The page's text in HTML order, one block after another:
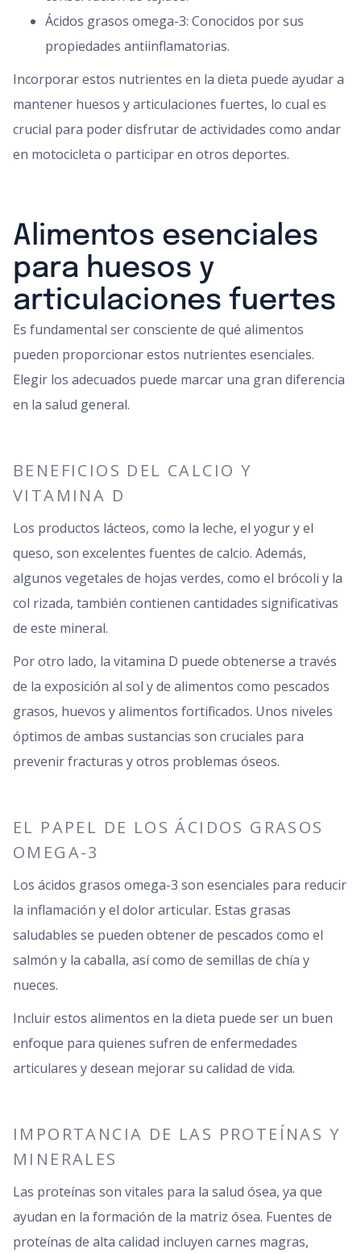
Ácidos grasos omega-3: Conocidos por sus
propiedades antiinflamatorias.
Incorporar estos nutrientes en la dieta puede ayudar a
mantener huesos y articulaciones fuertes, lo cual es
crucial para poder disfrutar de actividades como andar
en motocicleta o participar en otros deportes.
Alimentos esenciales
para huesos y
articulaciones fuertes
Es fundamental ser consciente de qué alimentos
pueden proporcionar estos nutrientes esenciales.
Elegir los adecuados puede marcar una gran diferencia
en la salud general.
BENEFICIOS DEL CALCIO Y
VITAMINA D
Los productos lácteos, como la leche, el yogur y el
queso, son excelentes fuentes de calcio. Además,
algunos vegetales de hojas verdes, como el brócoli y la
col rizada, también contienen cantidades significativas
de este mineral.
Por otro lado, la vitamina D puede obtenerse a través
de la exposición al sol y de alimentos como pescados
grasos, huevos y alimentos fortificados. Unos niveles
óptimos de ambas sustancias son cruciales para
prevenir fracturas y otros problemas óseos.
EL PAPEL DE LOS ÁCIDOS GRASOS
OMEGA-3
Los ácidos grasos omega-3 son esenciales para reducir
la inflamación y el dolor articular. Estas grasas
saludables se pueden obtener de pescados como el
salmón y la caballa, así como de semillas de chía y
nueces.
Incluir estos alimentos en la dieta puede ser un buen
enfoque para quienes sufren de enfermedades
articulares y desean mejorar su calidad de vida.
IMPORTANCIA DE LAS PROTEÍNAS Y
MINERALES
Las proteínas son vitales para la salud ósea, ya que
ayudan en la formación de la matriz ósea. Fuentes de
proteínas de alta calidad incluyen carnes magras,